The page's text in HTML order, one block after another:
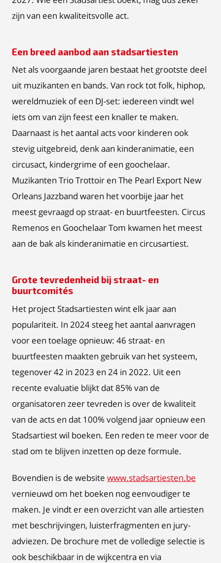
zijn van een kwaliteitsvolle act.
Een breed aanbod aan stadsartiesten
Net als voorgaande jaren bestaat het grootste deel
uit muzikanten en bands. Van rock tot folk, hiphop,
wereldmuziek of een DJ-set: iedereen vindt wel
iets om van zijn feest een knaller te maken.
Daarnaast is het aantal acts voor kinderen ook
stevig uitgebreid, denk aan kinderanimatie, een
circusact, kindergrime of een goochelaar.
Muzikanten Trio Trottoir en The Pearl Export New
Orleans Jazzband waren het voorbije jaar het
meest gevraagd op straat- en buurtfeesten. Circus
Remenos en Goochelaar Tom kwamen het meest
aan de bak als kinderanimatie en circusartiest.
Grote tevredenheid bij straat- en
buurtcomités
Het project Stadsartiesten wint elk jaar aan
populariteit. In 2024 steeg het aantal aanvragen
voor een toelage opnieuw: 46 straat- en
buurtfeesten maakten gebruik van het systeem,
tegenover 42 in 2023 en 24 in 2022. Uit een
recente evaluatie blijkt dat 85% van de
organisatoren zeer tevreden is over de kwaliteit
van de acts en dat 100% volgend jaar opnieuw een
Stadsartiest wil boeken. Een reden te meer voor de
stad om te blijven inzetten op deze formule.
Bovendien is de website www.stadsartiesten.be
vernieuwd om het boeken nog eenvoudiger te
maken. Je vindt er een overzicht van alle artiesten
met beschrijvingen, luisterfragmenten en jury-
adviezen. De brochure met de volledige selectie is
ook beschikbaar in de wijkcentra en via